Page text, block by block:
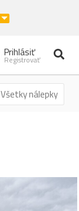
Prihlásiť
Registrovať
Všetky nálepky